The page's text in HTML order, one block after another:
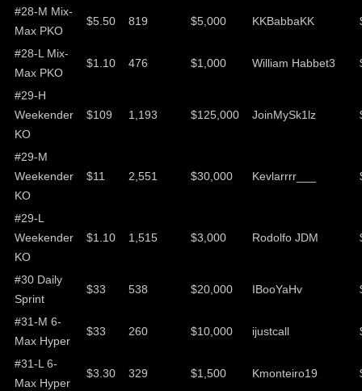
#28-M Mix-
Max PKO
$5.50 819 $5,000 KKBabbaKK
#28-L Mix-
Max PKO
$1.10 476 $1,000 William Habbet3
#29-H
Weekender
KO
$109 1,193 $125,000 JoinMySk1lz
#29-M
Weekender
KO
$11 2,551 $30,000 Kevlarrrr___
#29-L
Weekender
KO
$1.10 1,515 $3,000 Rodolfo JDM
#30 Daily
Sprint
$33 538 $20,000 IBooYaHv
#31-M 6-
Max Hyper
$33 260 $10,000 ijustcall
#31-L 6-
Max Hyper
$3.30 329 $1,500 Kmonteiro19